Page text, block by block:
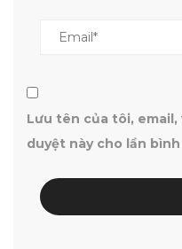
Lưu tên của tôi,
duyệt này cho lần